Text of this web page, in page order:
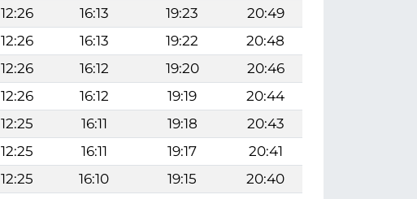
12:26 16:13 19:23
20:49
12:26 16:13 19:22
20:48
12:26 16:12 19:20
20:46
12:26 16:12 19:19
20:44
12:25 16:11 19:18
20:43
12:25 16:11 19:17
20:41
12:25 16:10 19:15
20:40